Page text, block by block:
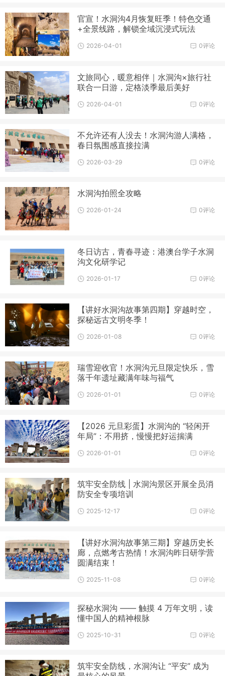
官宣！水洞沟4月恢复旺季！特色交通
+全景线路，解锁全域沉浸式玩法
0评论
2026-04-01
文旅同心，暖意相伴｜水洞沟×旅行社
联合一日游，定格淡季最后美好
0评论
2026-04-01
不允许还有人没去！水洞沟游人满格，
春日氛围感直接拉满
0评论
2026-03-29
水洞沟拍照全攻略
0评论
2026-01-24
冬日访古，青春寻迹：港澳台学子水洞
沟文化研学记
0评论
2026-01-17
【讲好水洞沟故事第四期】穿越时空，
探秘远古文明冬季！
0评论
2026-01-08
瑞雪迎收官！水洞沟元旦限定快乐，雪
落千年遗址藏满年味与福气
0评论
2026-01-01
【2026 元旦彩蛋】水洞沟的 “轻闲开
年局”：不用挤，慢慢把好运揣满
0评论
2026-01-01
筑牢安全防线 | 水洞沟景区开展全员消
防安全专项培训
0评论
2025-12-17
【讲好水洞沟故事第三期】穿越历史长
廊，点燃考古热情！水洞沟昨日研学营
圆满结束！
0评论
2025-11-08
探秘水洞沟 —— 触摸 4 万年文明，读
懂中国人的精神根脉
0评论
2025-10-31
筑牢安全防线，水洞沟让 “平安” 成为